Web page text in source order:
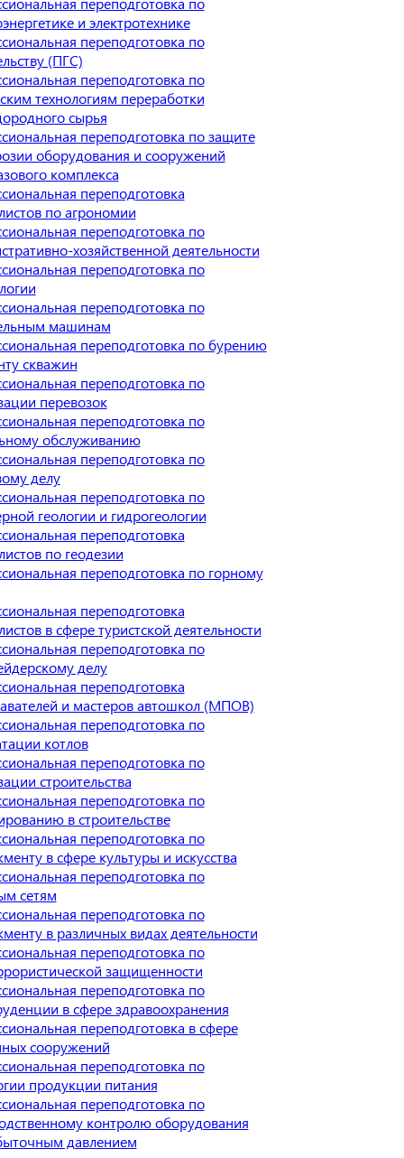
и электротехнике
переподготовка по
(ПГС)
переподготовка по
технологиям переработки
сырья
переподготовка по защите
оборудования и сооружений
комплекса
переподготовка
по агрономии
переподготовка по
хозяйственной деятельности
переподготовка по
переподготовка по
машинам
переподготовка по бурению
скважин
переподготовка по
перевозок
переподготовка по
обслуживанию
переподготовка по
делу
переподготовка по
геологии и гидрогеологии
переподготовка
по геодезии
переподготовка по горному
переподготовка
в сфере туристской деятельности
переподготовка по
делу
переподготовка
и мастеров автошкол (МПОВ)
переподготовка по
котлов
переподготовка по
строительства
переподготовка по
в строительстве
переподготовка по
в сфере культуры и искусства
переподготовка по
сетям
переподготовка по
в различных видах деятельности
переподготовка по
защищенности
переподготовка по
в сфере здравоохранения
переподготовка в сфере
сооружений
переподготовка по
продукции питания
переподготовка по
контролю оборудования
давлением